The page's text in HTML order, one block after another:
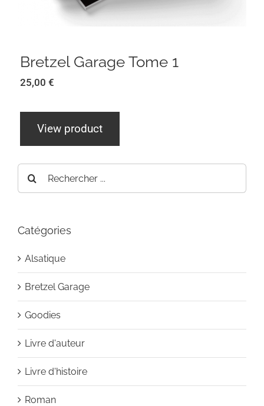
Bretzel Garage Tome 1
25,00€
View product
Catégories
Alsatique
Bretzel Garage
Goodies
Livre d'auteur
Livre d'histoire
Roman